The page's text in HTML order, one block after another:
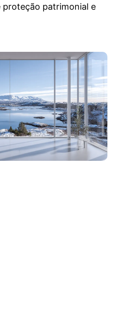
patrimonial e